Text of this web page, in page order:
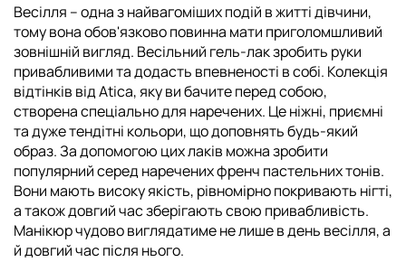
Весілля – одна з найвагоміших подій в житті дівчини,
тому вона обов'язково повинна мати приголомшливий
зовнішній вигляд. Весільний гель-лак зробить руки
привабливими та додасть впевненості в собі. Колекція
відтінків від Atica, яку ви бачите перед собою,
створена спеціально для наречених. Це ніжні, приємні
та дуже тендітні кольори, що доповнять будь-який
образ. За допомогою цих лаків можна зробити
популярний серед наречених френч пастельних тонів.
Вони мають високу якість, рівномірно покривають нігті,
а також довгий час зберігають свою привабливість.
Манікюр чудово виглядатиме не лише в день весілля, а
й довгий час після нього.